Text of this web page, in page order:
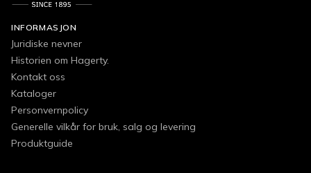
INFORMASJON
Juridiske nevner
Historien om Hagerty.
Kontakt oss
Kataloger
Personvernpolicy
Generelle vilkår for bruk, salg og levering
Produktguide